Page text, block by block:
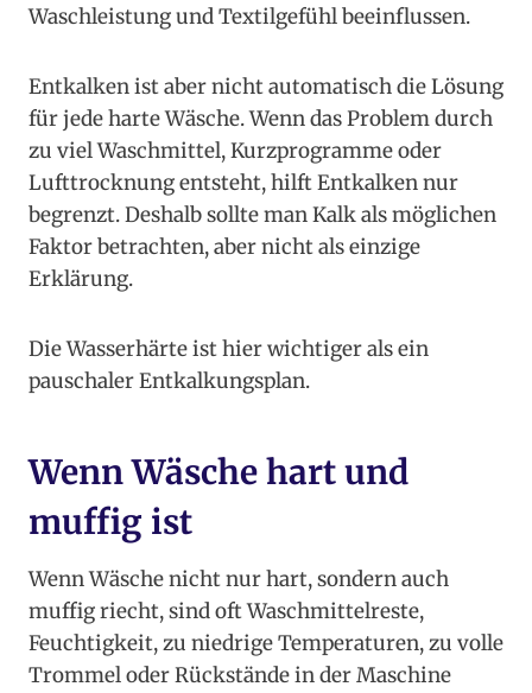
Waschleistung und Textilgefühl beeinflussen.
Entkalken ist aber nicht automatisch die Lösung
für jede harte Wäsche. Wenn das Problem durch
zu viel Waschmittel, Kurzprogramme oder
Lufttrocknung entsteht, hilft Entkalken nur
begrenzt. Deshalb sollte man Kalk als möglichen
Faktor betrachten, aber nicht als einzige
Erklärung.
Die Wasserhärte ist hier wichtiger als ein
pauschaler Entkalkungsplan.
Wenn Wäsche hart und
muffig ist
Wenn Wäsche nicht nur hart, sondern auch
muffig riecht, sind oft Waschmittelreste,
Feuchtigkeit, zu niedrige Temperaturen, zu volle
Trommel oder Rückstände in der Maschine